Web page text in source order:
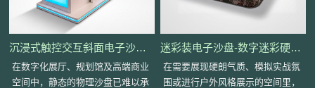
沉浸式触控交互斜面电子沙盘-斜坡视窗轻奢美学·悬浮发光体块
在数字化展厅、规划馆及高端商业
空间中，静态的物理沙盘已难以承
迷彩装电子沙盘-数字迷彩硬核外观·嵌入式战术桌面·模块化封闭机柜电子沙盘
在需要展现硬朗气质、模拟实战氛
围或进行户外风格展示的空间里，